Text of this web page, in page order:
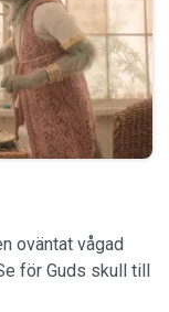
oväntat vågad
för Guds skull till